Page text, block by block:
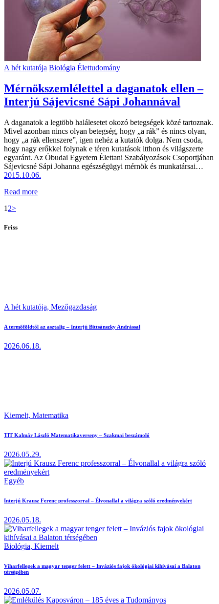
A hét kutatója Biológia Élettudomány
Mérnökszemlélettel a daganatok ellen –
Interjú Sájevicsné Sápi Johannával
A daganatok a legtöbb halálesetet okozó betegségek közé tartoznak.
Mivel azonban nincs olyan betegség, hogy „a rák” és nincs olyan,
hogy „a rák ellenszere”, igen nehéz a kutatók dolga. Nem csoda,
hogy nagy erőkkel folynak e téren kutatások itthon és világszerte
egyaránt. Az Óbudai Egyetem Élettani Szabályozások Csoportjában
Sájevicsné Sápi Johanna egészségügyi mérnök és munkatársai…
2015.10.06.
Read more
Bejegyzések
lapozása
Page
1 Page
2>
Friss
A hét kutatója, Mezőgazdaság
A termőföldtől az asztalig – Interjú Bittsánszky Andrással
2026.06.18.
Kiemelt, Matematika
TIT Kalmár László Matematikaverseny – Szakmai beszámoló
2026.05.29.
Egyéb
Interjú Krausz Ferenc professzorral – Élvonallal a világra szóló eredményekért
2026.05.18.
Biológia, Kiemelt
Viharfellegek a magyar tenger felett – Inváziós fajok ökológiai kihívásai a Balaton
térségében
2026.05.07.